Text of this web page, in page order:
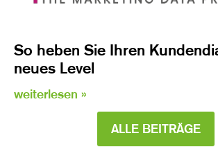
So heben Sie Ihren
neues Level
weiterlesen »
ALLE BEITRÄGE